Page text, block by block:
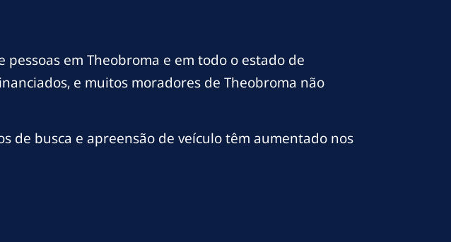
em Theobroma e em todo o estado de
e muitos moradores de Theobroma não
de busca e apreensão de veículo têm aumentado nos